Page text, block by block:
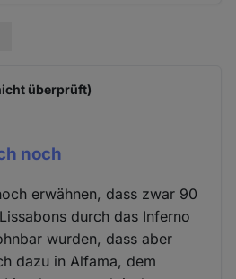
überprüft)
noch
erwähnen, dass zwar 90
durch das Inferno
wurden, dass aber
dazu in Alfama, dem